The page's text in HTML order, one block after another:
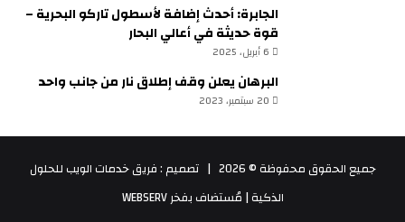
الجابرة: أحدث إضافة لأسطول تاركو البحرية –
قوة حديثة في أعالي البحار
6 أبريل، 2025
البرهان يعلن وقف إطلاق نار من جانب واحد
20 سبتمبر، 2023
جميع الحقوق محفوظة © 2026 |
تصميم : فريق خدمات الويب للحلول
الذكية | مُستضاف بفخرWEBSERV